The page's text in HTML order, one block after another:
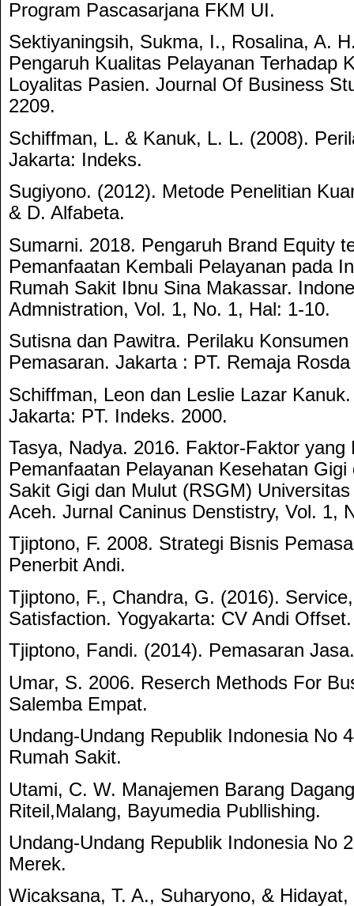
Program Pascasarjana FKM UI.
Sektiyaningsih, Sukma, I., Rosalina, A.
Pengaruh Kualitas Pelayanan Terhadap
Loyalitas Pasien. Journal Of Business
2209.
Schiffman, L. & Kanuk, L. L. (2008).
Jakarta: Indeks.
Sugiyono. (2012). Metode Penelitian
& D. Alfabeta.
Sumarni. 2018. Pengaruh Brand Equity
Pemanfaatan Kembali Pelayanan pada
Rumah Sakit Ibnu Sina Makassar.
Admnistration, Vol. 1, No. 1, Hal: 1-10.
Sutisna dan Pawitra. Perilaku
Pemasaran. Jakarta : PT. Remaja
Schiffman, Leon dan Leslie Lazar
Jakarta: PT. Indeks. 2000.
Tasya, Nadya. 2016. Faktor-Faktor yang
Pemanfaatan Pelayanan Kesehatan
Sakit Gigi dan Mulut (RSGM)
Aceh. Jurnal Caninus Denstistry, Vol. 1,
Tjiptono, F. 2008. Strategi Bisnis
Penerbit Andi.
Tjiptono, F., Chandra, G. (2016).
Satisfaction. Yogyakarta: CV Andi Offset.
Tjiptono, Fandi. (2014). Pemasaran
Umar, S. 2006. Reserch Methods For
Salemba Empat.
Undang-Undang Republik Indonesia No
Rumah Sakit.
Utami, C. W. Manajemen Barang
Riteil,Malang, Bayumedia Publlishing.
Undang-Undang Republik Indonesia No
Merek.
Wicaksana, T. A., Suharyono, &